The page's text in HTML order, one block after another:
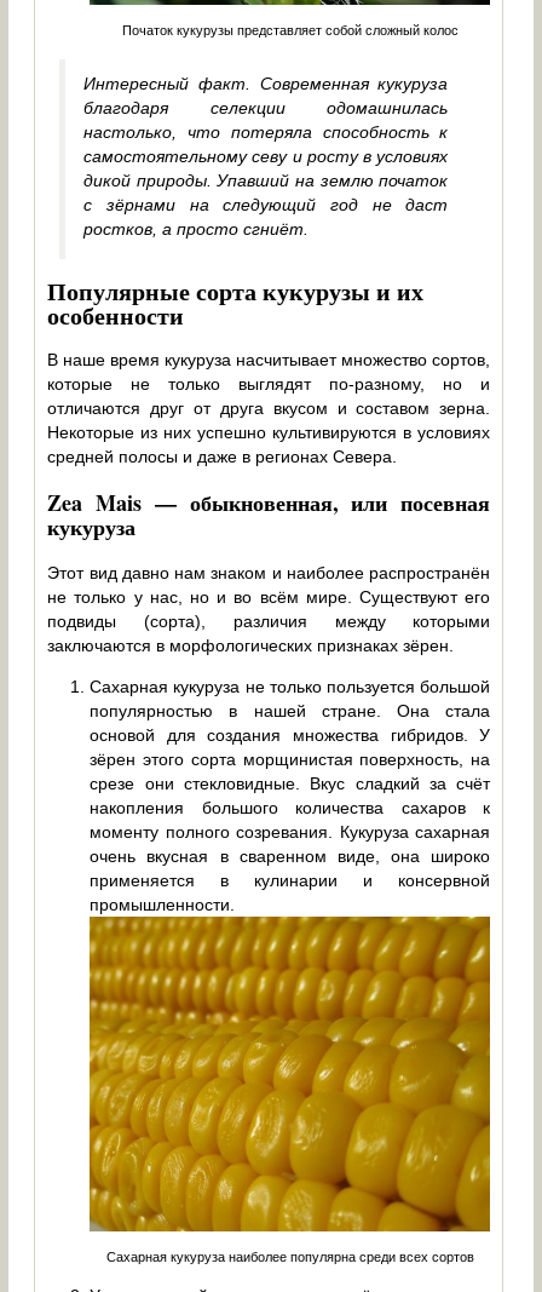
Початок кукурузы представляет собой сложный колос
Интересный факт. Современная кукуруза
благодаря селекции одомашнилась
настолько, что потеряла способность к
самостоятельному севу и росту в условиях
дикой природы. Упавший на землю початок
с зёрнами на следующий год не даст
ростков, а просто сгниёт.
Популярные сорта кукурузы и их
особенности
В наше время кукуруза насчитывает множество сортов,
которые не только выглядят по-разному, но и
отличаются друг от друга вкусом и составом зерна.
Некоторые из них успешно культивируются в условиях
средней полосы и даже в регионах Севера.
Zea Mais — обыкновенная, или посевная
кукуруза
Этот вид давно нам знаком и наиболее распространён
не только у нас, но и во всём мире. Существуют его
подвиды (сорта), различия между которыми
заключаются в морфологических признаках зёрен.
Сахарная кукуруза не только пользуется большой
популярностью в нашей стране. Она стала
основой для создания множества гибридов. У
зёрен этого сорта морщинистая поверхность, на
срезе они стекловидные. Вкус сладкий за счёт
накопления большого количества сахаров к
моменту полного созревания. Кукуруза сахарная
очень вкусная в сваренном виде, она широко
применяется в кулинарии и консервной
промышленности.
Сахарная кукуруза наиболее популярна среди всех сортов